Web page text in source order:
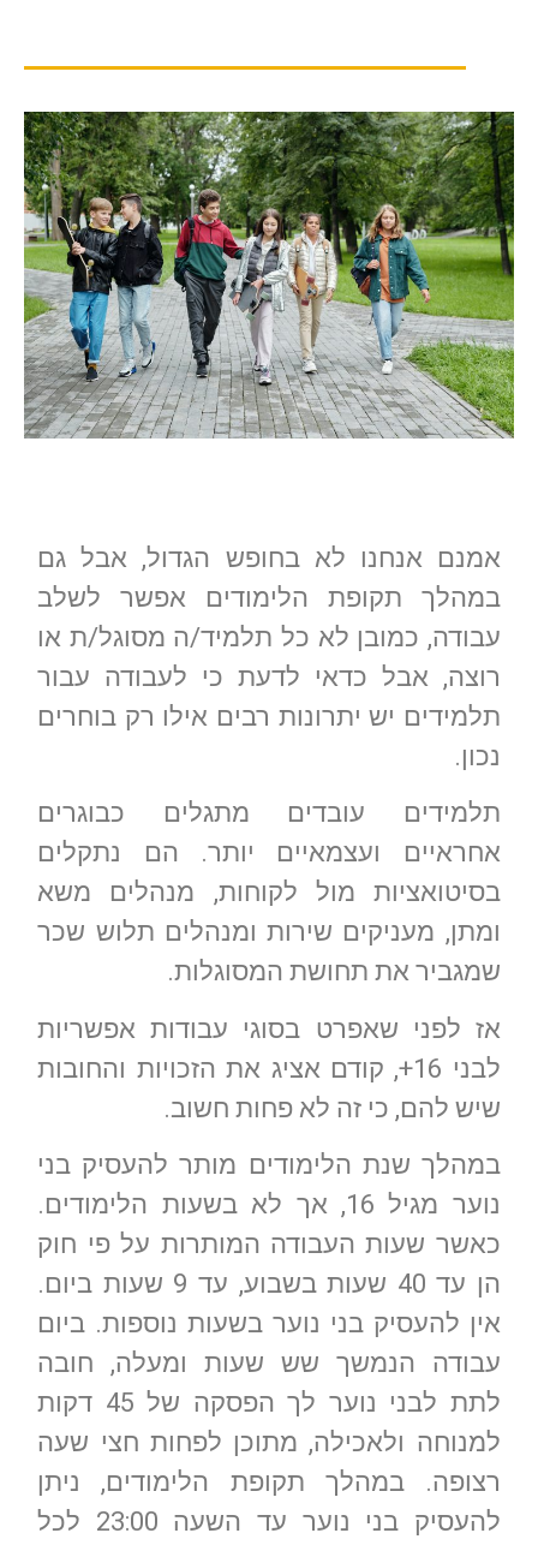
אמנם אנחנו לא בחופש הגדול, אבל גם
במהלך תקופת הלימודים אפשר לשלב
עבודה, כמובן לא כל תלמיד/ה מסוגל/ת או
רוצה, אבל כדאי לדעת כי לעבודה עבור
תלמידים יש יתרונות רבים אילו רק בוחרים
נכון.
תלמידים עובדים מתגלים כבוגרים
אחראיים ועצמאיים יותר. הם נתקלים
בסיטואציות מול לקוחות, מנהלים משא
ומתן, מעניקים שירות ומנהלים תלוש שכר
שמגביר את תחושת המסוגלות.
אז לפני שאפרט בסוגי עבודות אפשריות
לבני 16+, קודם אציג את הזכויות והחובות
שיש להם, כי זה לא פחות חשוב.
במהלך שנת הלימודים מותר להעסיק בני
נוער מגיל 16, אך לא בשעות הלימודים.
כאשר שעות העבודה המותרות על פי חוק
הן עד 40 שעות בשבוע, עד 9 שעות ביום.
אין להעסיק בני נוער בשעות נוספות. ביום
עבודה הנמשך שש שעות ומעלה, חובה
לתת לבני נוער לך הפסקה של 45 דקות
למנוחה ולאכילה, מתוכן לפחות חצי שעה
רצופה. במהלך תקופת הלימודים, ניתן
להעסיק בני נוער עד השעה 23:00 לכל